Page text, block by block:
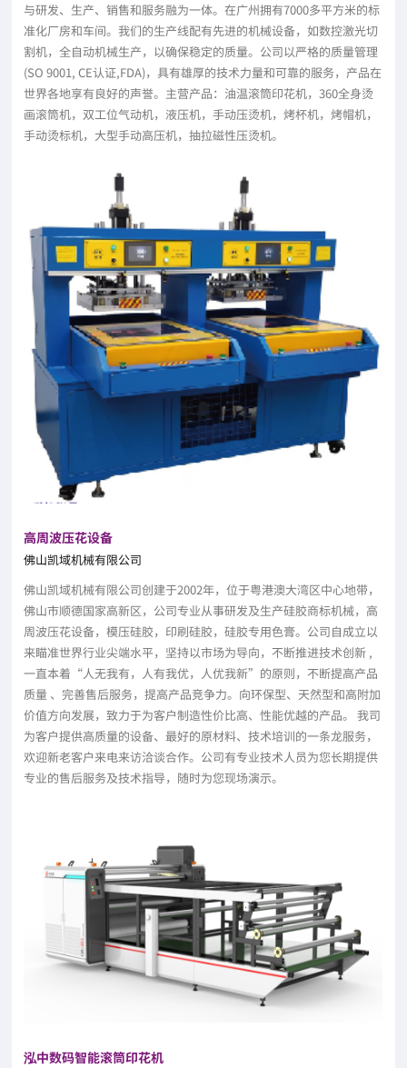
与研发、生产、销售和服务融为一体。在广州拥有7000多平方米的标
准化厂房和车间。我们的生产线配有先进的机械设备，如数控激光切
割机，全自动机械生产，以确保稳定的质量。公司以严格的质量管理
(SO 9001, CE认证,FDA)，具有雄厚的技术力量和可靠的服务，产品在
世界各地享有良好的声誉。主营产品：油温滚筒印花机，360全身烫
画滚筒机，双工位气动机，液压机，手动压烫机，烤杯机，烤帽机，
手动烫标机，大型手动高压机，抽拉磁性压烫机。
高周波压花设备
佛山凯域机械有限公司
佛山凯域机械有限公司创建于2002年，位于粤港澳大湾区中心地带，
佛山市顺德国家高新区，公司专业从事研发及生产硅胶商标机械，高
周波压花设备，模压硅胶，印刷硅胶，硅胶专用色膏。公司自成立以
来瞄准世界行业尖端水平，坚持以市场为导向，不断推进技术创新 ,
一直本着“人无我有，人有我优，人优我新”的原则，不断提高产品
质量 、完善售后服务，提高产品竞争力。向环保型、天然型和高附加
价值方向发展，致力于为客户制造性价比高、性能优越的产品。 我司
为客户提供高质量的设备、最好的原材料、技术培训的一条龙服务，
欢迎新老客户来电来访洽谈合作。公司有专业技术人员为您长期提供
专业的售后服务及技术指导，随时为您现场演示。
泓中数码智能滚筒印花机